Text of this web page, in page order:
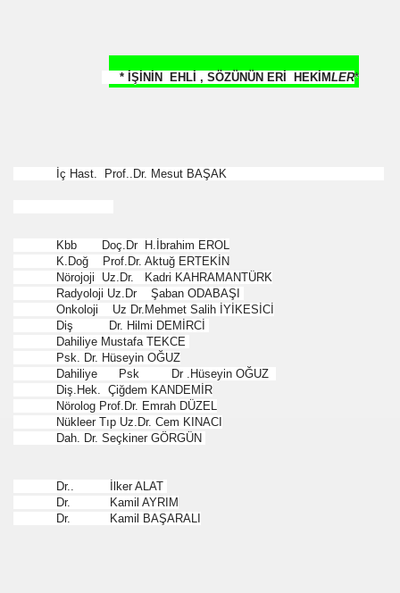
* İŞİNİN EHLİ , SÖZÜNÜN ERİ HEKİMLER*
İç Hast. Prof..Dr. Mesut BAŞAK
Kbb Doç.Dr H.İbrahim EROL
K.Doğ Prof.Dr. Aktuğ ERTEKİN
Nörojoji Uz.Dr. Kadri KAHRAMANTÜRK
Radyoloji Uz.Dr Şaban ODABAŞI
Onkoloji Uz Dr.Mehmet Salih İYİKESİCİ
Diş Dr. Hilmi DEMİRCİ
Dahiliye Mustafa TEKCE
Psk. Dr. Hüseyin OĞUZ
Dahiliye Psk Dr .Hüseyin OĞUZ
Diş.Hek. Çiğdem KANDEMİR
Nörolog Prof.Dr. Emrah DÜZEL
Nükleer Tıp Uz.Dr. Cem KINACI
Dah. Dr. Seçkiner GÖRGÜN
Dr.. İlker ALAT
Dr. Kamil AYRIM
Dr. Kamil BAŞARALI
Bulunan sır. Mühendis Hikmet TOPLU
GÖKOĞLU
.DR UMUT YILDIZ
Hainini Yetiştiren Ülke Yoktur
NASIL kazanabilirim